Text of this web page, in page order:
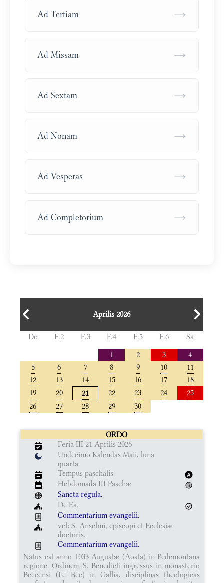
Ad Tertiam →
Ad Missam →
Ad Sextam →
Ad Nonam →
Ad Vesperas →
Ad Completorium →
Aprilis 2026
Do F.2 F.3 F.4 F.5 F.6
Sa
1
2 3
4
5
6 7 8 9 10
11
12
13 14 15 16 17
18
19
20 21 22 23 24
25
26
27 28 29 30
ORDO
Feria III 21 Aprilis 2026
Undecimo Kalendas Maii, luna
quarta.
Tempus paschalis
Hebdomada III Paschæ
Sancta regula.
De Ea.
Commentarium evangelii.
vel: S. Anselmi, episcopi et Ecclesiæ
doctoris.
Commentarium evangelii.
Natus est anno 1033 Augustæ (Aosta) in Pedemontana
regione. Ordinem S. Benedicti ingressus in monasterio
Beccensi (Le Bec) in Gallia, disciplinas theologicas